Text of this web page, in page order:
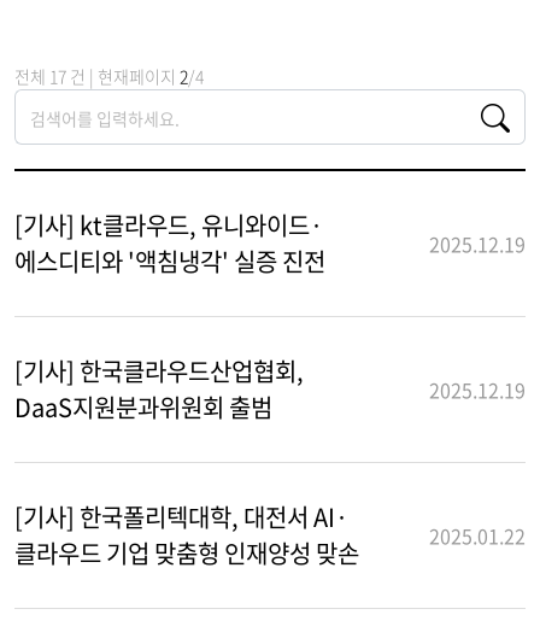
전체 17 건 | 현재페이지 2/4
[기사] kt클라우드, 유니와이드·
에스디티와 '액침냉각' 실증 진전
2025.12.19
[기사] 한국클라우드산업협회,
DaaS지원분과위원회 출범
2025.12.19
[기사] 한국폴리텍대학, 대전서 AI·
클라우드 기업 맞춤형 인재양성 맞손
2025.01.22